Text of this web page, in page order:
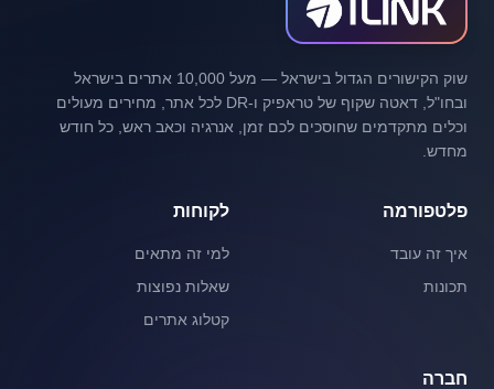
שוק הקישורים הגדול בישראל — מעל 10,000 אתרים בישראל
ובחו"ל, דאטה שקוף של טראפיק ו-DR לכל אתר, מחירים מעולים
וכלים מתקדמים שחוסכים לכם זמן, אנרגיה וכאב ראש, כל חודש
מחדש.
פלטפורמה
איך זה עובד
תכונות
לקוחות
למי זה מתאים
שאלות נפוצות
קטלוג אתרים
חברה